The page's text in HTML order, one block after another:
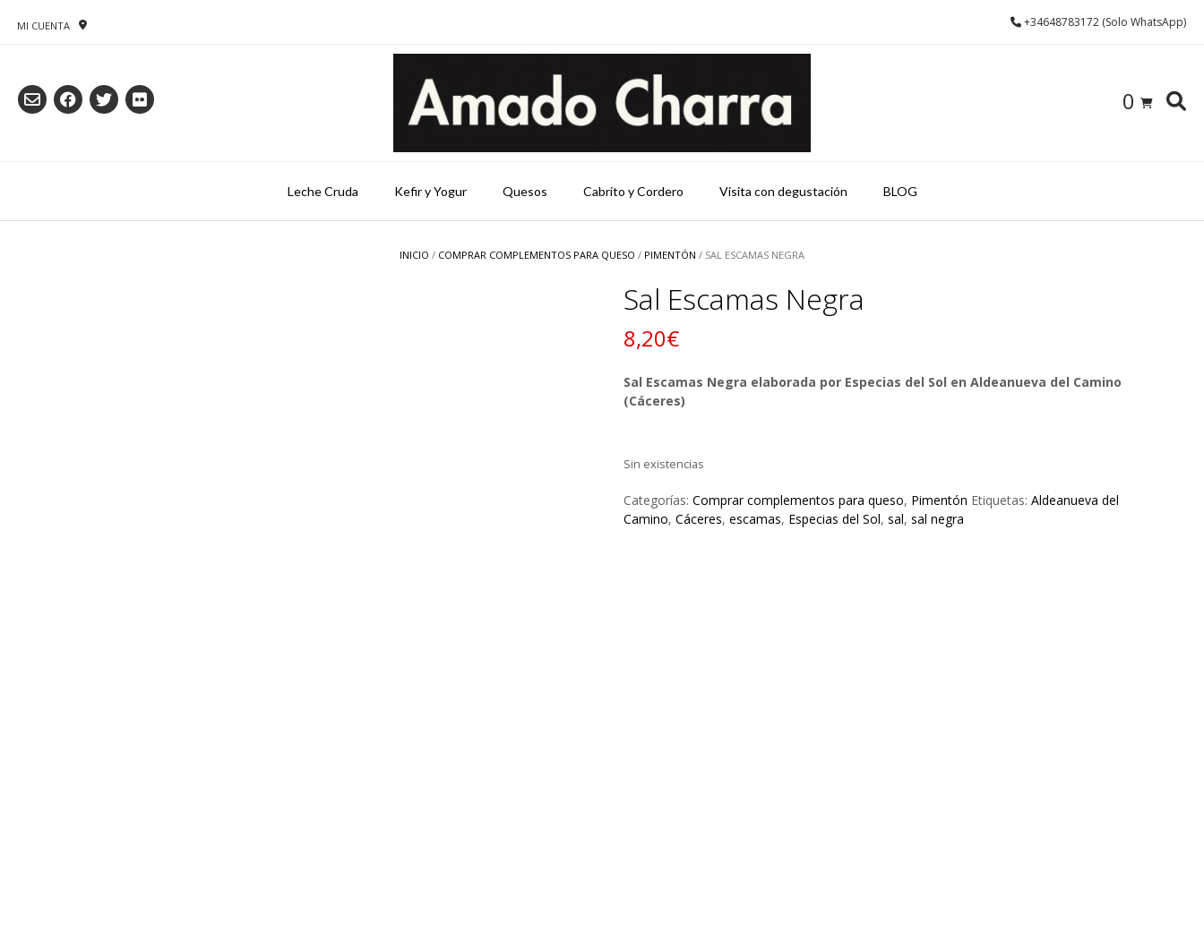
MI CUENTA +34648783172 (Solo WhatsApp)
0
Leche Cruda Kefir y Yogur Quesos Cabrito y Cordero Visita con degustación BLOG
INICIO / COMPRAR COMPLEMENTOS PARA QUESO / PIMENTÓN / SAL ESCAMAS NEGRA
Sal Escamas Negra
8,20€
Sal Escamas Negra elaborada por Especias del Sol en Aldeanueva del Camino
(Cáceres)
Sin existencias
Categorías: Comprar complementos para queso, Pimentón Etiquetas: Aldeanueva del
Camino, Cáceres, escamas, Especias del Sol, sal, sal negra